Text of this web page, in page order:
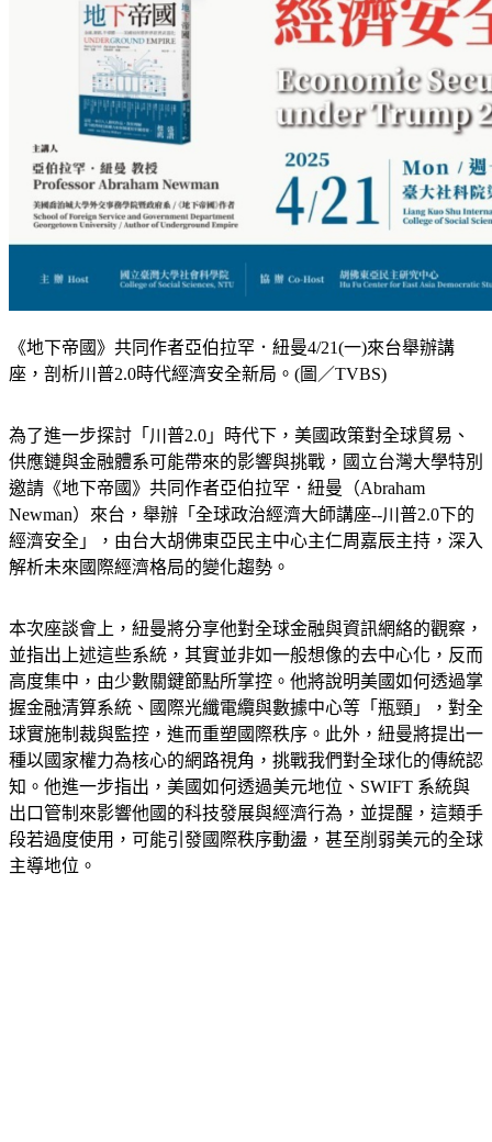
座，剖析川普2.0時代經濟安全新局。(圖／TVBS)
供應鏈與金融體系可能帶來的影響與挑戰，國立台灣大學特別
邀請《地下帝國》共同作者亞伯拉罕．紐曼（Abraham
Newman）來台，舉辦「全球政治經濟大師講座--川普2.0下的
經濟安全」，由台大胡佛東亞民主中心主仁周嘉辰主持，深入
解析未來國際經濟格局的變化趨勢。
並指出上述這些系統，其實並非如一般想像的去中心化，反而
高度集中，由少數關鍵節點所掌控。他將說明美國如何透過掌
握金融清算系統、國際光纖電纜與數據中心等「瓶頸」，對全
球實施制裁與監控，進而重塑國際秩序。此外，紐曼將提出一
種以國家權力為核心的網路視角，挑戰我們對全球化的傳統認
知。他進一步指出，美國如何透過美元地位、SWIFT 系統與
出口管制來影響他國的科技發展與經濟行為，並提醒，這類手
段若過度使用，可能引發國際秩序動盪，甚至削弱美元的全球
主導地位。